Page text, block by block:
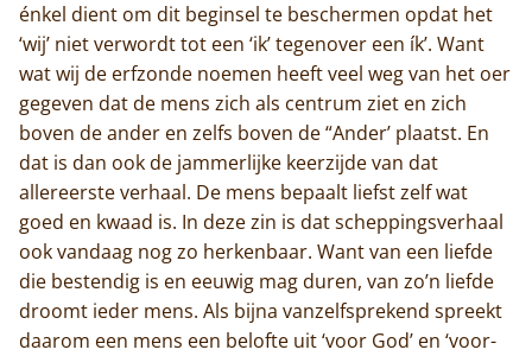
Home
Trappisten
De abdij
Actueel
Monnik worden
énkel dient om dit beginsel te beschermen opdat het
‘wij’ niet verwordt tot een ‘ik’ tegenover een ík’. Want
wat wij de erfzonde noemen heeft veel weg van het oer
gegeven dat de mens zich als centrum ziet en zich
boven de ander en zelfs boven de “Ander’ plaatst. En
dat is dan ook de jammerlijke keerzijde van dat
allereerste verhaal. De mens bepaalt liefst zelf wat
goed en kwaad is. In deze zin is dat scheppingsverhaal
ook vandaag nog zo herkenbaar. Want van een liefde
die bestendig is en eeuwig mag duren, van zo’n liefde
droomt ieder mens. Als bijna vanzelfsprekend spreekt
daarom een mens een belofte uit ‘voor God’ en ‘voor-